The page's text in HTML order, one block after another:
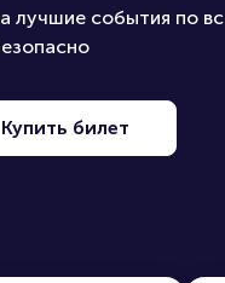
лучшие события по
Купить билет